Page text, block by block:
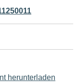
herunterladen